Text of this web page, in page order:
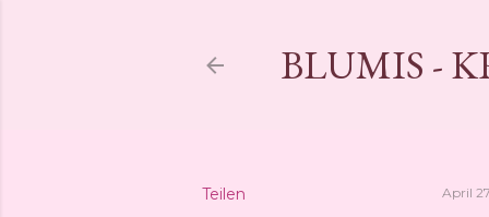
BLUMIS -
Teilen April